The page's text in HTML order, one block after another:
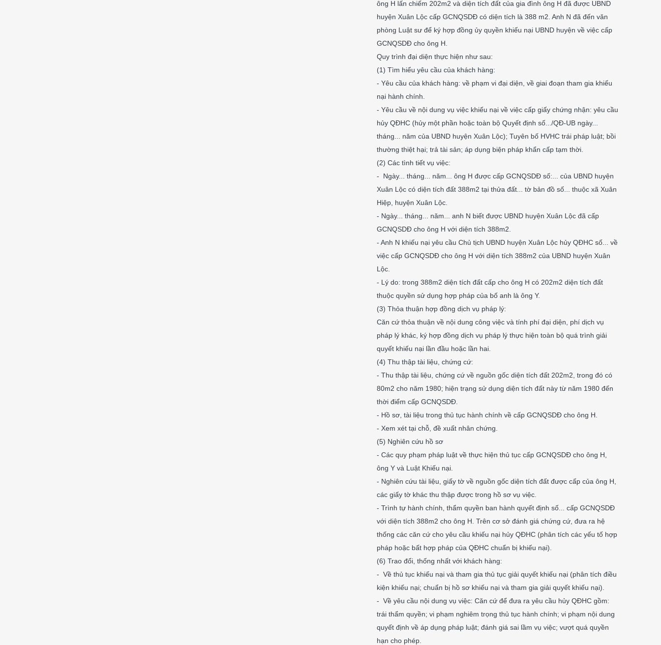
ông H lấn chiếm 202m2 và diện tích đất của gia đình ông H đã được UBND
huyện Xuân Lộc cấp GCNQSDĐ có diện tích là 388 m2. Anh N đã đến văn
phòng Luật sư để ký hợp đồng ủy quyền khiếu nại UBND huyện về việc cấp
GCNQSDĐ cho ông H.
Quy trình đại diện thực hiện như sau:
(1) Tìm hiểu yêu cầu của khách hàng:
- Yêu cầu của khách hàng: về phạm vi đại diện, về giai đoạn tham gia khiếu
nại hành chính.
- Yêu cầu về nội dung vụ việc khiếu nại về việc cấp giấy chứng nhận: yêu cầu
hủy QĐHC (hủy một phần hoặc toàn bộ Quyết định số.../QĐ-UB ngày...
tháng... năm của UBND huyện Xuân Lộc); Tuyên bố HVHC trái pháp luật; bồi
thường thiệt hại; trả tài sản; áp dụng biện pháp khẩn cấp tạm thời.
(2) Các tình tiết vụ việc:
- Ngày... tháng... năm... ông H được cấp GCNQSDĐ số:... của UBND huyện
Xuân Lộc có diện tích đất 388m2 tại thửa đất... tờ bản đồ số... thuộc xã Xuân
Hiệp, huyện Xuân Lộc.
- Ngày... tháng... năm... anh N biết được UBND huyện Xuân Lộc đã cấp
GCNQSDĐ cho ông H với diện tích 388m2.
- Anh N khiếu nại yêu cầu Chủ tịch UBND huyện Xuân Lộc hủy QĐHC số... về
việc cấp GCNQSDĐ cho ông H với diện tích 388m2 của UBND huyện Xuân
Lộc.
- Lý do: trong 388m2 diện tích đất cấp cho ông H có 202m2 diện tích đất
thuộc quyền sử dụng hợp pháp của bố anh là ông Y.
(3) Thỏa thuận hợp đồng dịch vụ pháp lý:
Căn cứ thỏa thuận về nội dung công việc và tính phí đại diện, phí dịch vụ
pháp lý khác, ký hợp đồng dịch vụ pháp lý thực hiện toàn bộ quá trình giải
quyết khiếu nại lần đầu hoặc lần hai.
(4) Thu thập tài liệu, chứng cứ:
- Thu thập tài liệu, chứng cứ về nguồn gốc diện tích đất 202m2, trong đó có
80m2 cho năm 1980; hiện trạng sử dụng diện tích đất này từ năm 1980 đến
thời điểm cấp GCNQSDĐ.
- Hồ sơ, tài liệu trong thủ tục hành chính về cấp GCNQSDĐ cho ông H.
- Xem xét tại chỗ, đề xuất nhân chứng.
(5) Nghiên cứu hồ sơ
- Các quy phạm pháp luật về thực hiện thủ tục cấp GCNQSDĐ cho ông H,
ông Y và Luật Khiếu nại.
- Nghiên cứu tài liệu, giấy tờ về nguồn gốc diện tích đất được cấp của ông H,
các giấy tờ khác thu thập được trong hồ sơ vụ việc.
- Trình tự hành chính, thẩm quyền ban hành quyết định số... cấp GCNQSDĐ
với diện tích 388m2 cho ông H. Trên cơ sở đánh giá chứng cứ, đưa ra hệ
thống các căn cứ cho yêu cầu khiếu nại hủy QĐHC (phân tích các yếu tố hợp
pháp hoặc bất hợp pháp của QĐHC chuẩn bị khiếu nại).
(6) Trao đổi, thống nhất với khách hàng:
- Về thủ tục khiếu nại và tham gia thủ tục giải quyết khiếu nại (phân tích điều
kiện khiếu nại; chuẩn bị hồ sơ khiếu nại và tham gia giải quyết khiếu nại).
- Về yêu cầu nội dung vụ việc: Căn cứ để đưa ra yêu cầu hủy QĐHC gồm:
trái thẩm quyền; vi phạm nghiêm trọng thủ tục hành chính; vi phạm nội dung
quyết định về áp dụng pháp luật; đánh giá sai lầm vụ việc; vượt quá quyền
hạn cho phép.